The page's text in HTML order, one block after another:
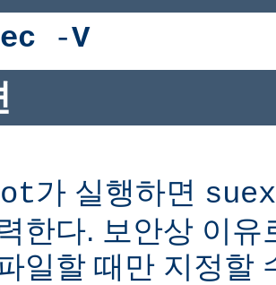
-V
가 실행하면
한다. 보안상 이유
일할 때만 지정할